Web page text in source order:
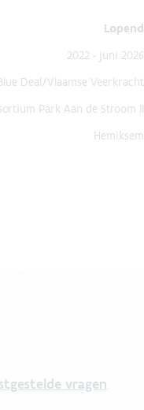
Lopend
2022 - juni 2026
Deal/Vlaamse Veerkracht
Park Aan de Stroom II
Hemiksem
vragen